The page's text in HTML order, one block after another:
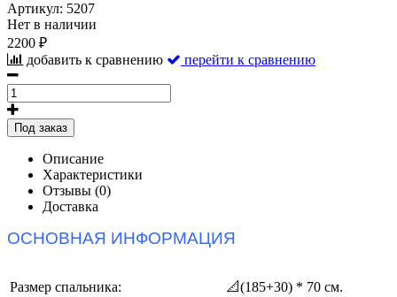
Артикул: 5207
Нет в наличии
2200 ₽
добавить к сравнению
перейти к сравнению
Под заказ
Описание
Характеристики
Отзывы (0)
Доставка
ОСНОВНАЯ ИНФОРМАЦИЯ
Размер спальника: 📐(185+30) * 70 см.